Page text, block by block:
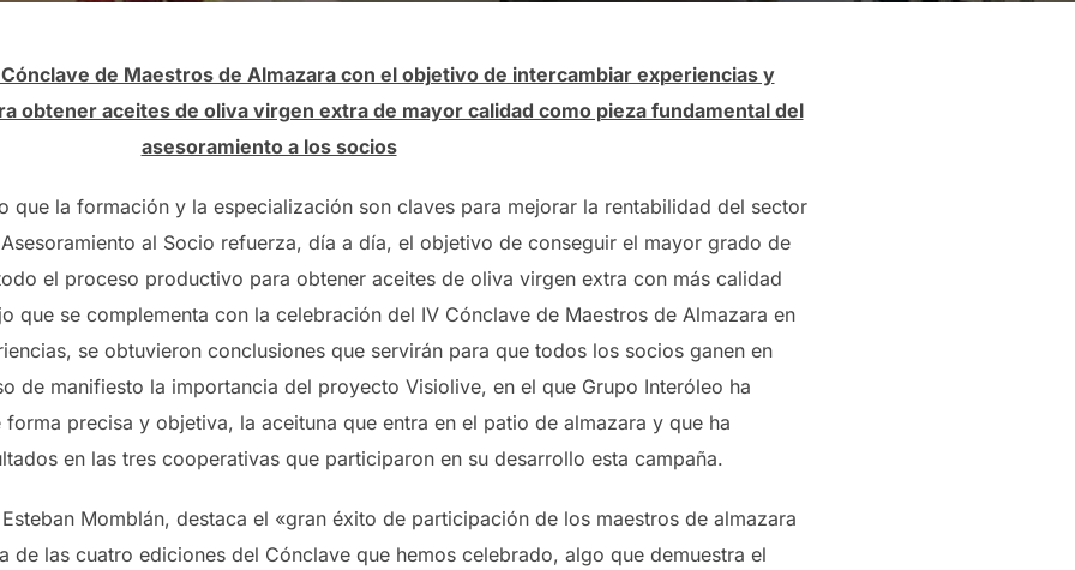
de Maestros de Almazara con el objetivo de intercambiar experiencias y
obtener aceites de oliva virgen extra de mayor calidad como pieza fundamental del
asesoramiento a los socios
que la formación y la especialización son claves para mejorar la rentabilidad del sector
al Socio refuerza, día a día, el objetivo de conseguir el mayor grado de
el proceso productivo para obtener aceites de oliva virgen extra con más calidad
que se complementa con la celebración del IV Cónclave de Maestros de Almazara en
se obtuvieron conclusiones que servirán para que todos los socios ganen en
de manifiesto la importancia del proyecto Visiolive, en el que Grupo Interóleo ha
precisa y objetiva, la aceituna que entra en el patio de almazara y que ha
en las tres cooperativas que participaron en su desarrollo esta campaña.
Momblán, destaca el «gran éxito de participación de los maestros de almazara
de las cuatro ediciones del Cónclave que hemos celebrado, algo que demuestra el